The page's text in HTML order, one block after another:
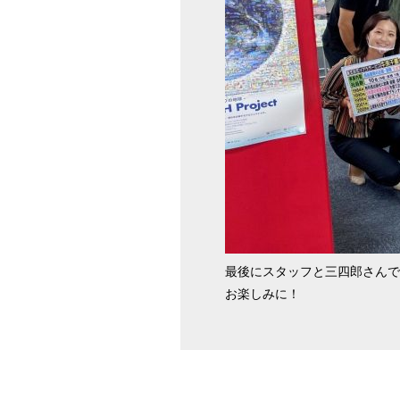
最後にスタッフと三四郎さん
お楽しみに！